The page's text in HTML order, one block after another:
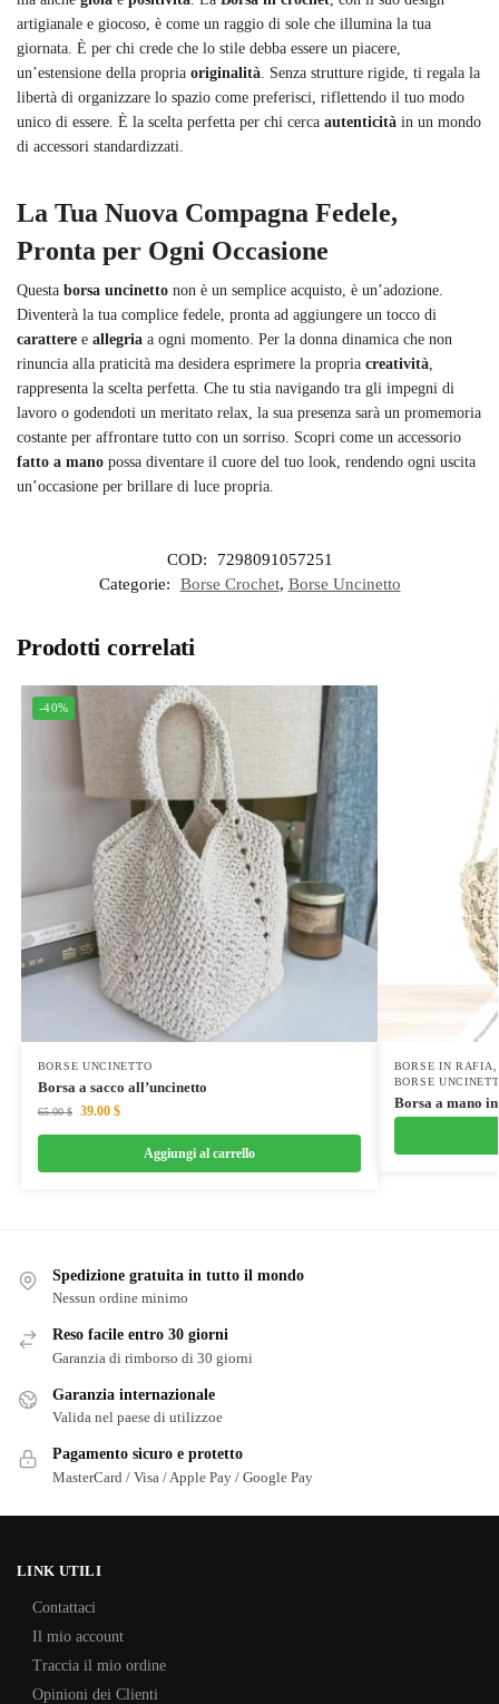
artigianale e giocoso, è come un raggio di sole che illumina la tua
giornata. È per chi crede che lo stile debba essere un piacere,
un’estensione della propria originalità . Senza strutture rigide, ti regala la
libertà di organizzare lo spazio come preferisci, riflettendo il tuo modo
unico di essere. È la scelta perfetta per chi cerca autenticità in un mondo
di accessori standardizzati.
La Tua Nuova Compagna Fedele,
Pronta per Ogni Occasione
Questa borsa uncinetto non è un semplice acquisto, è un’adozione.
Diventerà la tua complice fedele, pronta ad aggiungere un tocco di
carattere e allegria a ogni momento. Per la donna dinamica che non
rinuncia alla praticità ma desidera esprimere la propria creatività
rappresenta la scelta perfetta. Che tu stia navigando tra gli impegni di
lavoro o godendoti un meritato relax, la sua presenza sarà un promemoria
costante per affrontare tutto con un sorriso. Scopri come un accessorio
fatto a mano possa diventare il cuore del tuo look, rendendo ogni uscita
un’occasione per brillare di luce propria.
COD:
7298091057251
Categorie:
Borse Crochet, Borse Uncinetto
Prodotti correlati
-40%
BORSE UNCINETTO
Borsa a sacco all’uncinetto
65.00$ 39.00 $
Aggiungi al carrello
BORSE IN RAFIA
BORSE
Borsa a mano
Spedizione gratuita in tutto il mondo
Nessun ordine minimo
Reso facile entro 30 giorni
Garanzia di rimborso di 30 giorni
Garanzia internazionale
Valida nel paese di utilizzoe
Pagamento sicuro e protetto
MasterCard / Visa / Apple Pay / Google Pay
LINK UTILI
Contattaci
Il mio account
Traccia il mio ordine
Opinioni dei Clienti